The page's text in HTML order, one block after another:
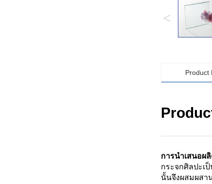
<
Product
การนำเสนอผ
กระจกศิลปะเ
นั้นจึงผสมผสา